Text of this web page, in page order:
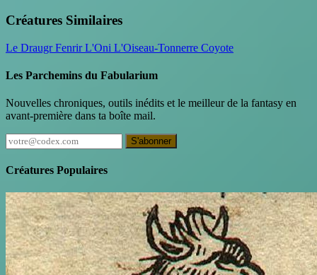
Créatures Similaires
Le DraugrFenrirL'Oni L'Oiseau-Tonnerre Coyote
Les Parchemins du Fabularium
Nouvelles chroniques, outils inédits et le meilleur de la fantasy en
avant-première dans ta boîte mail.
S'abonner
Créatures Populaires